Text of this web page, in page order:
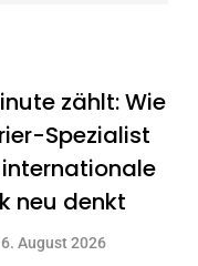
zählt: Wie
Spezialist
internationale
neu denkt
6. August 2026